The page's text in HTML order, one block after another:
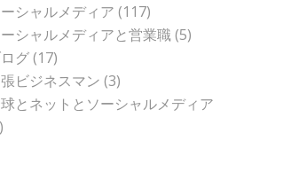
シャルメディア (117)
シャルメディアと営業職(5)
グ(17)
ビジネスマン (3)
とネットとソーシャルメディア